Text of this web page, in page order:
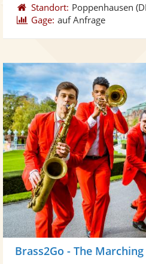
Standort: Poppenhausen
Gage: auf Anfrage
Brass2Go - The